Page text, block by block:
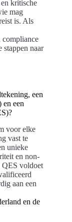
kritische
mag
is. Als
compliance
stappen naar
een
en een
voor elke
vast te
unieke
en non-
QES voldoet
aan een
en de